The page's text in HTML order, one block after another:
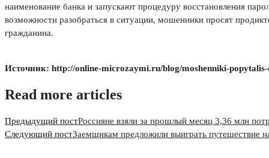
наименование банка и запускают процедуру восстановления
возможности разобраться в ситуации, мошенники просят
гражданина.
Источник: http://online-microzaymi.ru/blog/moshenniki-
Read more articles
Предыдущий постРоссияне взяли за прошлый месяц 3,36 млн
Следующий постЗаемщикам предложили выиграть путешествие